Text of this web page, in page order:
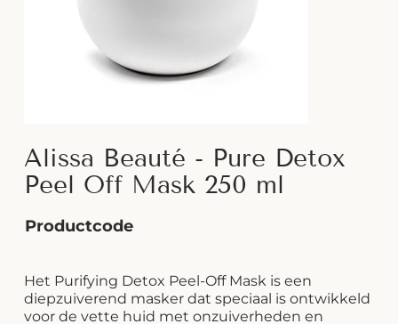
Alissa Beauté - Pure Detox
Peel Off Mask 250 ml
Productcode
Het Purifying Detox Peel-Off Mask is een
diepzuiverend masker dat speciaal is ontwikkeld
voor de vette huid met onzuiverheden en